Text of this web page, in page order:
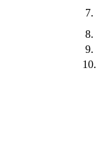
7.
8.
9.
10.